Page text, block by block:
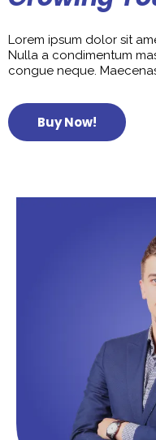
Lorem ipsum dolor sit
Nulla a condimentum
congue neque.
Buy Now!